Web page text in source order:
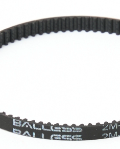
FILTERIX —